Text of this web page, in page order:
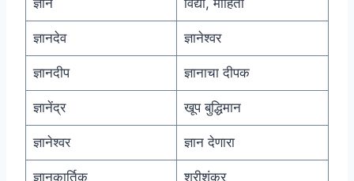
ज्ञान विद्या, माहिती
ज्ञानदेव ज्ञानेश्वर
ज्ञानदीप ज्ञानाचा दीपक
ज्ञानेंद्र खूप बुद्धिमान
ज्ञानेश्वर ज्ञान देणारा
ज्ञानकार्तिक श्रीशंकर